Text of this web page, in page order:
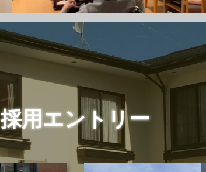
採用エントリー